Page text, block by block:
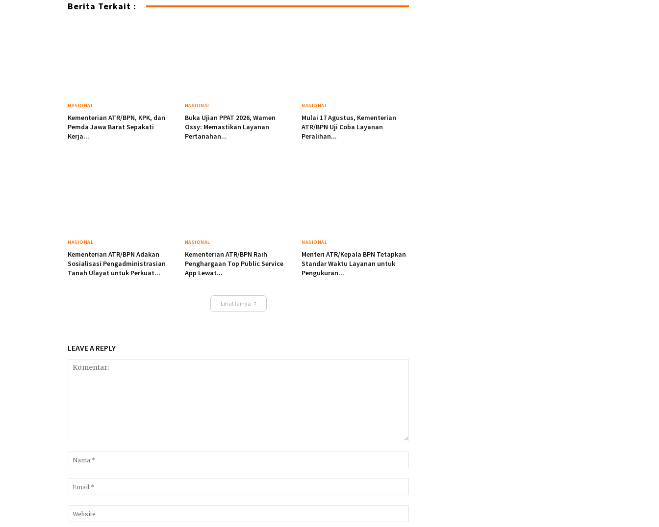
Berita Terkait :
NASIONAL
Kementerian ATR/BPN, KPK, dan
Pemda Jawa Barat Sepakati
Kerja...
NASIONAL
Buka Ujian PPAT 2026, Wamen
Ossy: Memastikan Layanan
Pertanahan...
NASIONAL
Mulai 17 Agustus, Kementerian
ATR/BPN Uji Coba Layanan
Peralihan...
NASIONAL
Kementerian ATR/BPN Adakan
Sosialisasi Pengadministrasian
Tanah Ulayat untuk Perkuat...
NASIONAL
Kementerian ATR/BPN Raih
Penghargaan Top Public Service
App Lewat...
NASIONAL
Menteri ATR/Kepala BPN Tetapkan
Standar Waktu Layanan untuk
Pengukuran...
Lihat lainya
LEAVE A REPLY